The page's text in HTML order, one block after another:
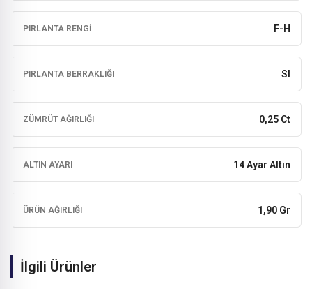
PIRLANTA RENGI F-H
PIRLANTA BERRAKLIĞI SI
ZÜMRÜT AĞIRLIĞI 0,25 Ct
ALTIN AYARI 14 Ayar Altın
ÜRÜN AĞIRLIĞI 1,90 Gr
İlgili Ürünler